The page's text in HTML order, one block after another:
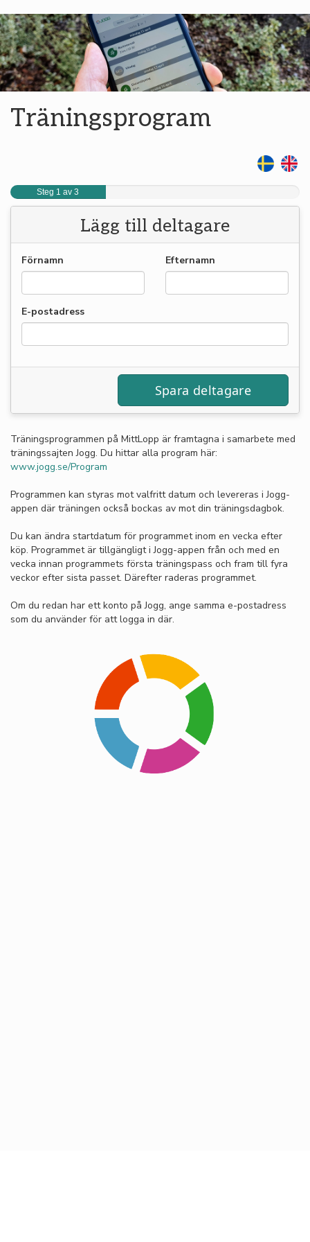
Träningsprogram
Steg 1 av 3
Lägg till deltagare
Förnamn Efternamn
E-postadress
Träningsprogrammen på MittLopp är framtagna i samarbete med
träningssajten Jogg. Du hittar alla program här:
www.jogg.se/Program
Programmen kan styras mot valfritt datum och levereras i Jogg-
appen där träningen också bockas av mot din träningsdagbok.
Du kan ändra startdatum för programmet inom en vecka efter
köp. Programmet är tillgängligt i Jogg-appen från och med en
vecka innan programmets första träningspass och fram till fyra
veckor efter sista passet. Därefter raderas programmet.
Om du redan har ett konto på Jogg, ange samma e-postadress
som du använder för att logga in där.